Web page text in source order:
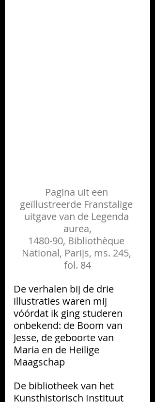
Pagina uit een
geïllustreerde Franstalige
uitgave van de Legenda
aurea,
1480-90, Bibliothèque
National, Parijs, ms. 245,
fol. 84
De verhalen bij de drie
illustraties waren mij
vóórdat ik ging studeren
onbekend: de Boom van
Jesse, de geboorte van
Maria en de Heilige
Maagschap
De bibliotheek van het
Kunsthistorisch Instituut